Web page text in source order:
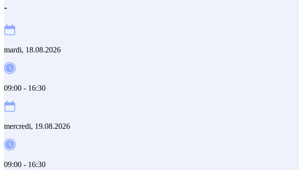
-
mardi, 18.08.2026
09:00 - 16:30
mercredi, 19.08.2026
09:00 - 16:30